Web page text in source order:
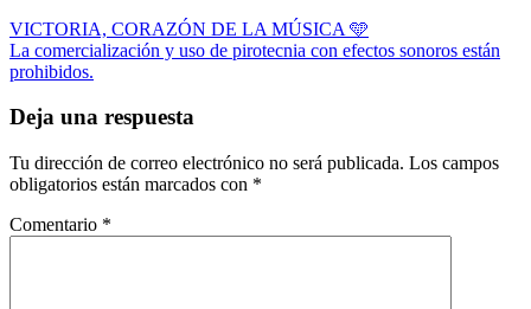
Navegación
de
VICTORIA, CORAZÓN DE LA MÚSICA 🩵
La comercialización y uso de pirotecnia con efectos sonoros están
prohibidos.
Deja una respuesta
Tu dirección de correo electrónico no será publicada. Los campos
obligatorios están marcados con *
Comentario *